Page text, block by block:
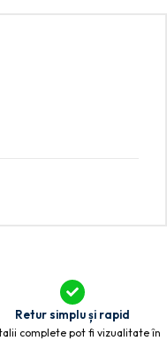
Retur simplu și rapid
complete pot fi vizualitate în